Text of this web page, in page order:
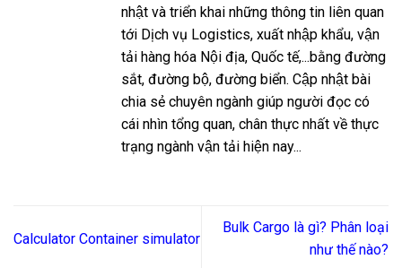
nhật và triển khai những thông tin liên quan
tới Dịch vụ Logistics, xuất nhập khẩu, vận
tải hàng hóa Nội địa, Quốc tế,...bằng đường
sắt, đường bộ, đường biển. Cập nhật bài
chia sẻ chuyên ngành giúp người đọc có
cái nhìn tổng quan, chân thực nhất về thực
trạng ngành vận tải hiện nay...
Calculator Container simulator
Bulk Cargo là gì? Phân loại
như thế nào?